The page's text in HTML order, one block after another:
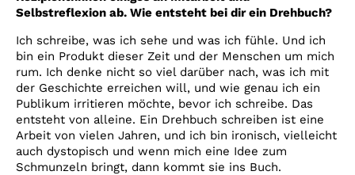
Selbstreflexion ab. Wie entsteht bei dir ein Drehbuch?
Ich schreibe, was ich sehe und was ich fühle. Und ich
bin ein Produkt dieser Zeit und der Menschen um mich
rum. Ich denke nicht so viel darüber nach, was ich mit
der Geschichte erreichen will, und wie genau ich ein
Publikum irritieren möchte, bevor ich schreibe. Das
entsteht von alleine. Ein Drehbuch schreiben ist eine
Arbeit von vielen Jahren, und ich bin ironisch, vielleicht
auch dystopisch und wenn mich eine Idee zum
Schmunzeln bringt, dann kommt sie ins Buch.